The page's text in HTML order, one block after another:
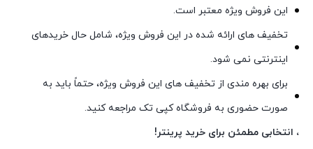
این فروش ویژه معتبر است.
تخفیف های ارائه شده در این فروش ویژه، شامل حال خریدهای
اینترنتی نمی شود.
برای بهره مندی از تخفیف های این فروش ویژه، حتماً باید به
صورت حضوری به فروشگاه کپی تک مراجعه کنید.
، انتخابی مطمئن برای خرید پرینتر!